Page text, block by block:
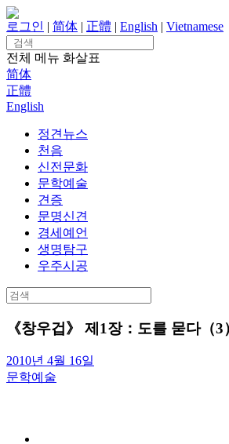
Skip
to
content
로그인 | 简体 | 正體 | English | Vietnamese
Search
for:
전체 메뉴 화살표
简体
正體
English
정견뉴스
천음
신전문화
문학예술
견증
문명신견
경세예언
생명탐구
우주시공
Search
for:
《창우겁》 제1장：도를 묻다（3
2010년 4월 16일
문학예술